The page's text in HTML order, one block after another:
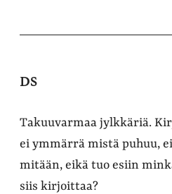
DS
Takuuvarmaa jylkkäriä.
ei ymmärrä mistä puhuu,
mitään, eikä tuo esiin
siis kirjoittaa?